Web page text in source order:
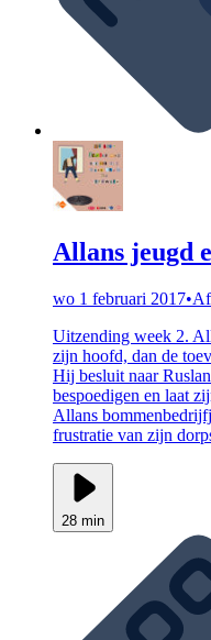
Allans jeugd
wo 1 februari 2017•
Uitzending week 2.
zijn hoofd, dan de
Hij besluit naar
bespoedigen en laat
Allans
frustratie van zijn
28 min